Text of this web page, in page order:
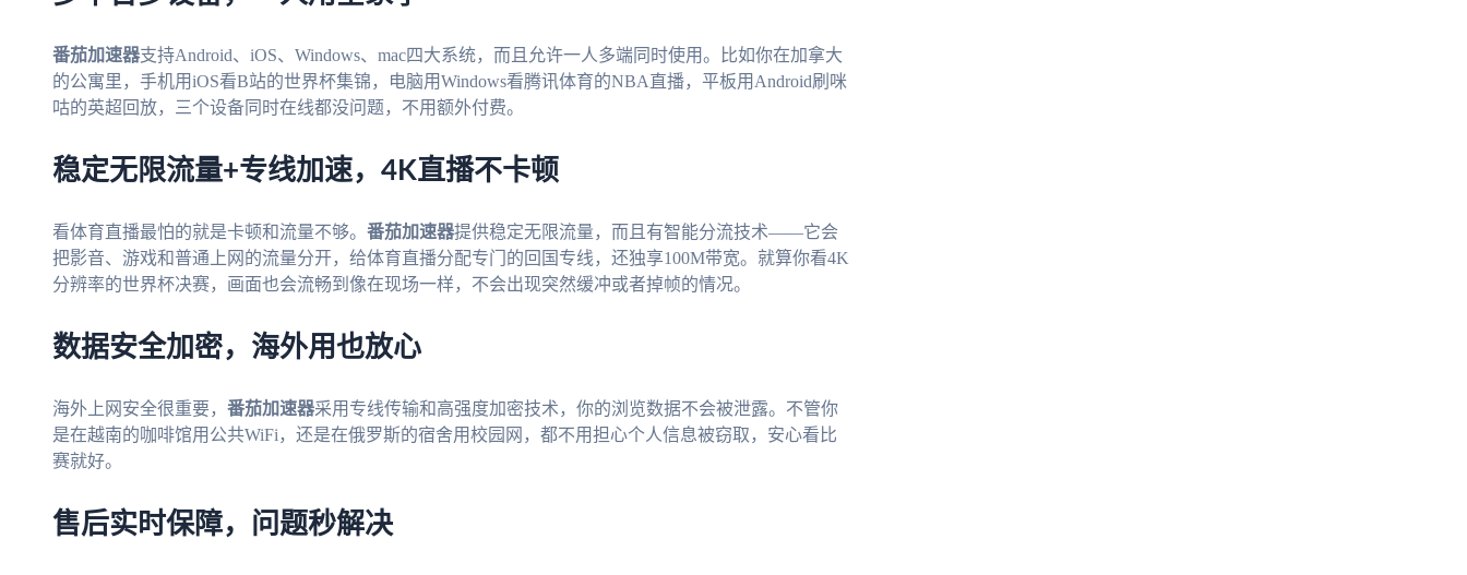
番茄加速器支持Android、iOS、Windows、mac四大系统，而且允许一人多端同时使用。比如你在加拿大
的公寓里，手机用iOS看B站的世界杯集锦，电脑用Windows看腾讯体育的NBA直播，平板用Android刷咪
咕的英超回放，三个设备同时在线都没问题，不用额外付费。
稳定无限流量+专线加速，4K直播不卡顿
看体育直播最怕的就是卡顿和流量不够。 番茄加速器提供稳定无限流量，而且有智能分流技术——它会
把影音、游戏和普通上网的流量分开，给体育直播分配专门的回国专线，还独享100M带宽。就算你看4K
分辨率的世界杯决赛，画面也会流畅到像在现场一样，不会出现突然缓冲或者掉帧的情况。
数据安全加密，海外用也放心
海外上网安全很重要， 番茄加速器采用专线传输和高强度加密技术，你的浏览数据不会被泄露。不管你
是在越南的咖啡馆用公共WiFi，还是在俄罗斯的宿舍用校园网，都不用担心个人信息被窃取，安心看比
赛就好。
售后实时保障，问题秒解决